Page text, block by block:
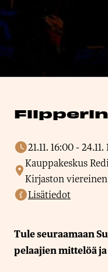
21.11. 16:00- 24.11.
Kauppakeskus
Kirjaston
Lisätiedot
Tule seuraamaan
pelaajien mittelöä